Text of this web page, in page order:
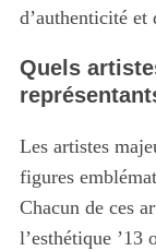
d’authenticité et
Quels
Les artistes
figures
Chacun de ces
l’esthétique ’13